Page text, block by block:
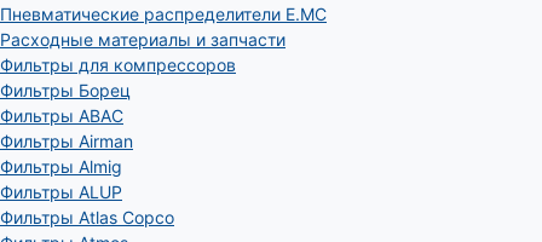
Пневматические распределители E.MC
Расходные материалы и запчасти
Фильтры для компрессоров
Фильтры Борец
Фильтры ABAC
Фильтры Airman
Фильтры Almig
Фильтры ALUP
Фильтры Atlas Copco